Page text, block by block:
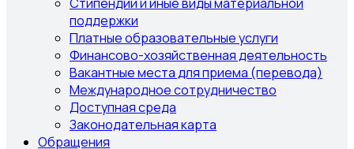
поддержки
Платные образовательные услуги
Финансово-хозяйственная деятельность
Вакантные места для приема (перевода)
Международное сотрудничество
Доступная среда
Законодательная карта
Обращения